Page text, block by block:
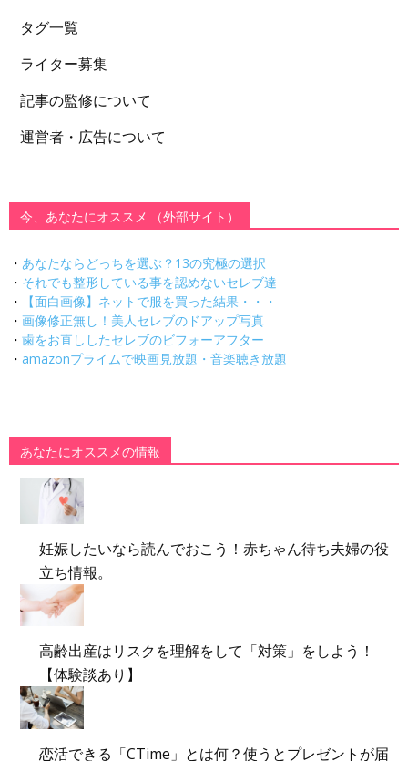
タグ一覧
ライター募集
記事の監修について
運営者・広告について
今、あなたにオススメ （外部サイト）
・ あなたならどっちを選ぶ？13の究極の選択
・ それでも整形している事を認めないセレブ達
・
【面白画像】ネットで服を買った結果・・・
・ 画像修正無し！美人セレブのドアップ写真
・ 歯をお直ししたセレブのビフォーアフター
・ amazonプライムで映画見放題・音楽聴き放題
あなたにオススメの情報
妊娠したいなら読んでおこう！赤ちゃん待ち夫婦の役
立ち情報。
高齢出産はリスクを理解をして「対策」をしよう！
【体験談あり】
恋活できる「CTime」とは何？使うとプレゼントが届